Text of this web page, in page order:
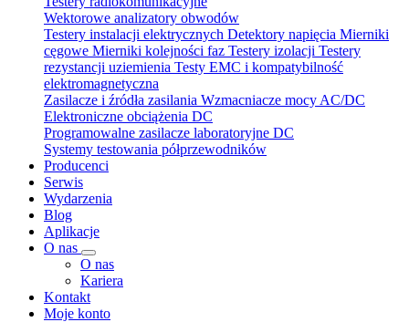
Wektorowe analizatory obwodów
Testery instalacji elektrycznych Detektory napięcia Mierniki
cęgowe Mierniki kolejności faz Testery izolacji Testery
rezystancji uziemienia Testy EMC i kompatybilność
elektromagnetyczna
Zasilacze i źródła zasilania Wzmacniacze mocy AC/DC
Elektroniczne obciążenia DC
Programowalne zasilacze laboratoryjne DC
Systemy testowania półprzewodników
Producenci
Serwis
Wydarzenia
Blog
Aplikacje
O nas
O nas
Kariera
Kontakt
Moje konto